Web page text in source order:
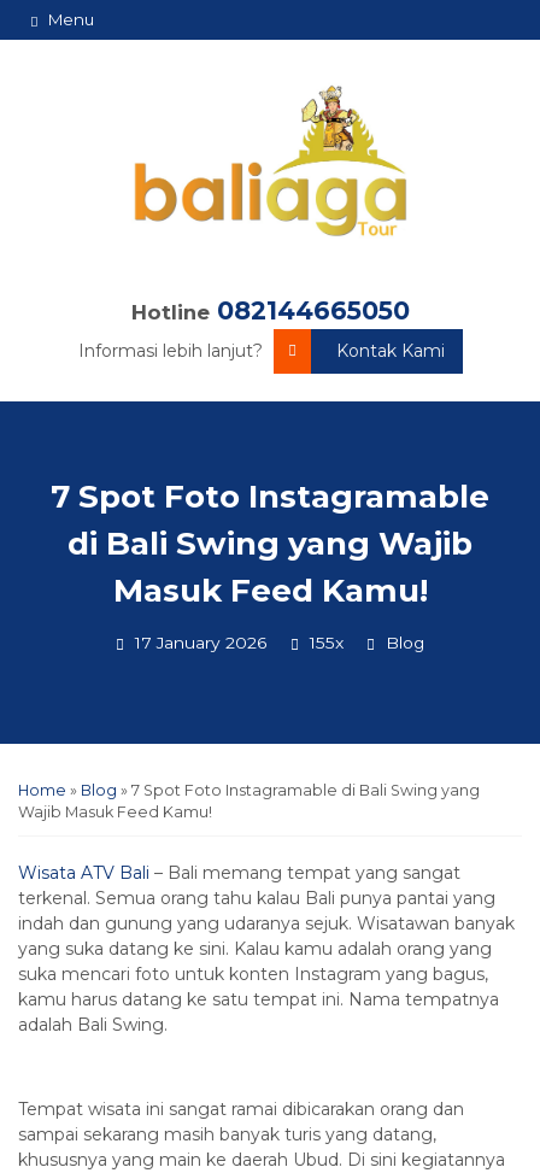
Menu
Hotline 082144665050
Informasi lebih lanjut? Kontak Kami
7 Spot Foto Instagramable
di Bali Swing yang Wajib
Masuk Feed Kamu!
17 January 2026 155x Blog
Home » Blog » 7 Spot Foto Instagramable di Bali Swing yang
Wajib Masuk Feed Kamu!
Wisata ATV Bali – Bali memang tempat yang sangat
terkenal. Semua orang tahu kalau Bali punya pantai yang
indah dan gunung yang udaranya sejuk. Wisatawan banyak
yang suka datang ke sini. Kalau kamu adalah orang yang
suka mencari foto untuk konten Instagram yang bagus,
kamu harus datang ke satu tempat ini. Nama tempatnya
adalah Bali Swing.
Tempat wisata ini sangat ramai dibicarakan orang dan
sampai sekarang masih banyak turis yang datang,
khususnya yang main ke daerah Ubud. Di sini kegiatannya